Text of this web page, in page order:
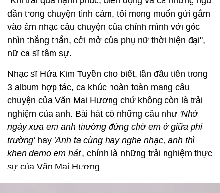
đần trong chuyện tình cảm, tôi mong muốn gửi gắm
vào âm nhạc câu chuyện của chính mình với góc
nhìn thẳng thắn, cởi mở của phụ nữ thời hiện đại",
nữ ca sĩ tâm sự.
Nhạc sĩ Hứa Kim Tuyền cho biết, lần đầu tiên trong
3 album hợp tác, ca khúc hoàn toàn mang câu
chuyện của Văn Mai Hương chứ không còn là trải
nghiệm của anh. Bài hát có những câu như 'Nhớ
ngày xưa em anh thường đứng chờ em ở giữa phi
trường'hay 'Anh ta cùng hay nghe nhạc, anh thì
khen demo em hát', chính là những trải nghiệm thực
sự của Văn Mai Hương.